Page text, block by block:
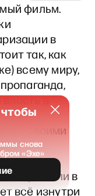
фильм.
в
так, как
всему миру,
в
своими
утекали в
всё изнутри
снова
«Эхе»